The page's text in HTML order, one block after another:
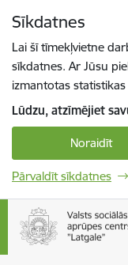
Sīkdatnes
Lai šī tīmekļvietne
sīkdatnes. Ar Jūsu
izmantotas
Lūdzu, atzīmējiet
Noraidīt
Pārvaldīt sīkdatnes